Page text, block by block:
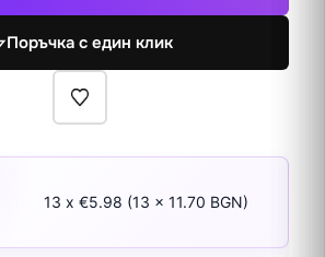
Поръчка с един клик
13 x €5.98 (13 x 11.70 BGN)